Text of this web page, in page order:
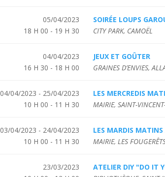
05/04/2023
18 H 00 - 19 H 30
SOIRÉE LOUPS
CITY PARK, CAMOËL
04/04/2023
16 H 30 - 18 H 00
JEUX ET GOÛTER
GRAINES D’ENVIES,
04/04/2023 - 25/04/2023
10 H 00 - 11 H 30
LES MERCREDIS
MAIRIE, SAINT-
03/04/2023 - 24/04/2023
10 H 00 - 11 H 30
LES MARDIS MATINS
MAIRIE, LES
23/03/2023
ATELIER DIY "DO IT